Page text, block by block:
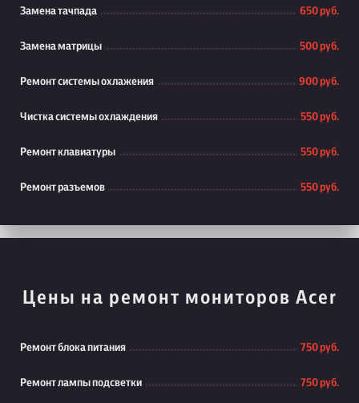
Замена тачпада 650 руб.
Замена матрицы 500 руб.
Ремонт системы охлажения 900 руб.
Чистка системы охлаждения 550 руб.
Ремонт клавиатуры 550 руб.
Ремонт разъемов 550 руб.
Цены на ремонт мониторов Acer
Ремонт блока питания 750 руб.
Ремонт лампы подсветки 750 руб.